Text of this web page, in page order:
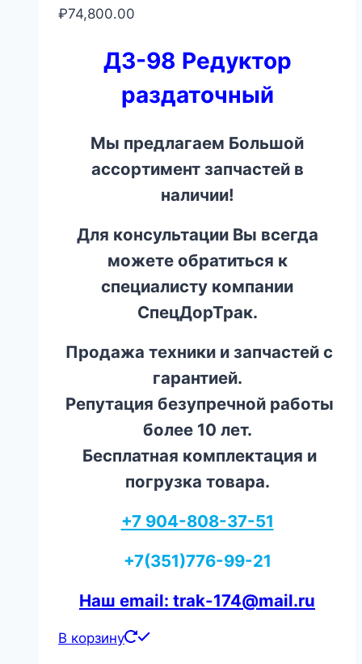
₽74,800.00
ДЗ-98 Редуктор
раздаточный
Мы предлагаем Большой
ассортимент запчастей в
наличии!
Для консультации Вы всегда
можете обратиться к
специалисту компании
СпецДорТрак.
Продажа техники и запчастей с
гарантией.
Репутация безупречной работы
более 10 лет.
Бесплатная комплектация и
погрузка товара.
+7 904-808-37-51
+7(351)776-99-21
Наш email: trak-174@mail.ru
В корзину